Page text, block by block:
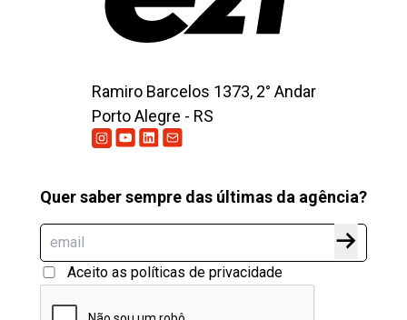
Ramiro Barcelos 1373, 2° Andar
Porto Alegre - RS
Quer saber sempre das últimas da agência?
Aceito as políticas de privacidade